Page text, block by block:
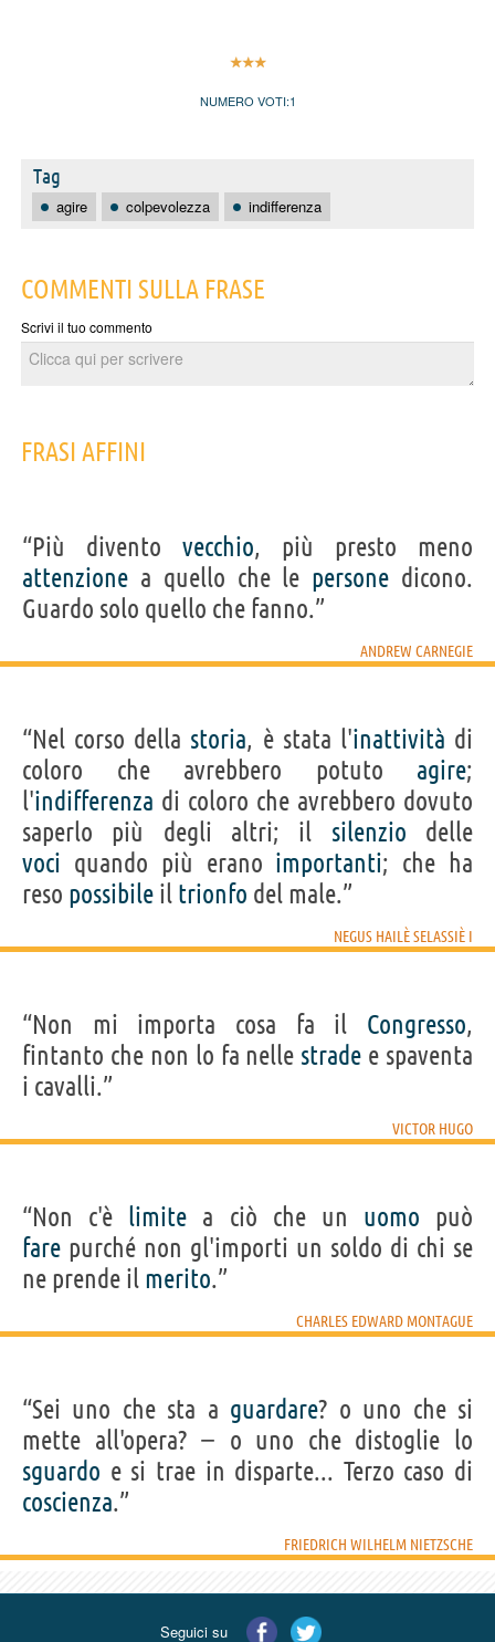
NUMERO VOTI:1
Tag
agire colpevolezza indifferenza
COMMENTI SULLA FRASE
Scrivi il tuo commento
FRASI AFFINI
“Più divento vecchio, più presto meno
attenzione a quello che le persone dicono.
Guardo solo quello che fanno.”
ANDREW CARNEGIE
“Nel corso della storia, è stata l'inattività di
coloro che avrebbero potuto agire;
l'indifferenza di coloro che avrebbero dovuto
saperlo più degli altri; il silenzio delle
voci quando più erano importanti; che ha
reso possibile il trionfo del male.”
NEGUS HAILÈ SELASSIÈ I
“Non mi importa cosa fa il Congresso,
fintanto che non lo fa nelle strade e spaventa
i cavalli.”
VICTOR HUGO
“Non c'è limite a ciò che un uomo può
fare purché non gl'importi un soldo di chi se
ne prende il merito.”
CHARLES EDWARD MONTAGUE
“Sei uno che sta a guardare? o uno che si
mette all'opera? − o uno che distoglie lo
sguardo e si trae in disparte... Terzo caso di
coscienza.”
FRIEDRICH WILHELM NIETZSCHE
Seguici su